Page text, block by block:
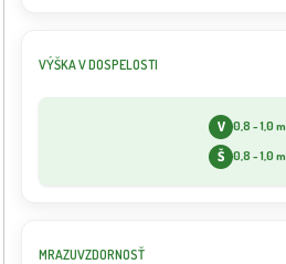
VÝŠKA V DOSPELOSTI
V 0,8 - 1,0 m
Š 0,8 - 1,0 m
MRAZUVZDORNOSŤ